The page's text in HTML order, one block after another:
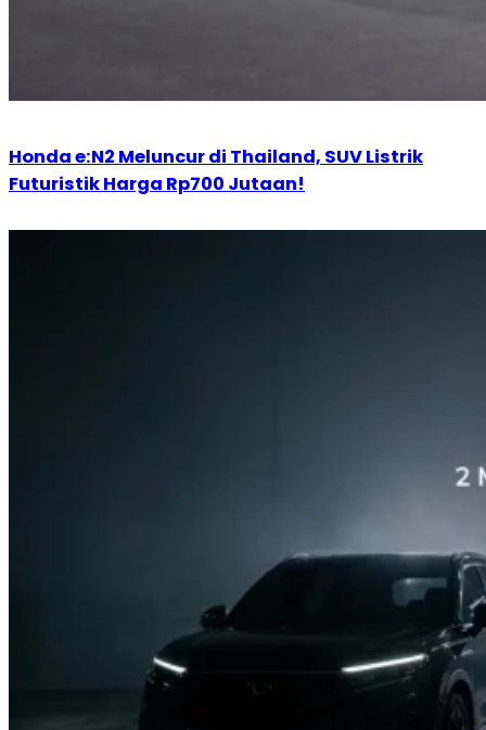
Honda e:N2 Meluncur di Thailand, SUV Listrik
Futuristik Harga Rp700 Jutaan!